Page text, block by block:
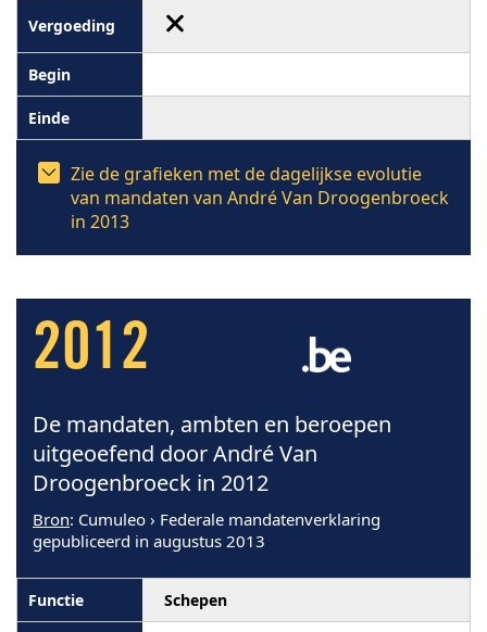
Zie de grafieken met de dagelijkse evolutie
van mandaten van André Van Droogenbroeck
in 2013
2012
De mandaten, ambten en beroepen
uitgeoefend door André Van
Droogenbroeck in 2012
Bron: Cumuleo › Federale mandatenverklaring
gepubliceerd in augustus 2013
Schepen